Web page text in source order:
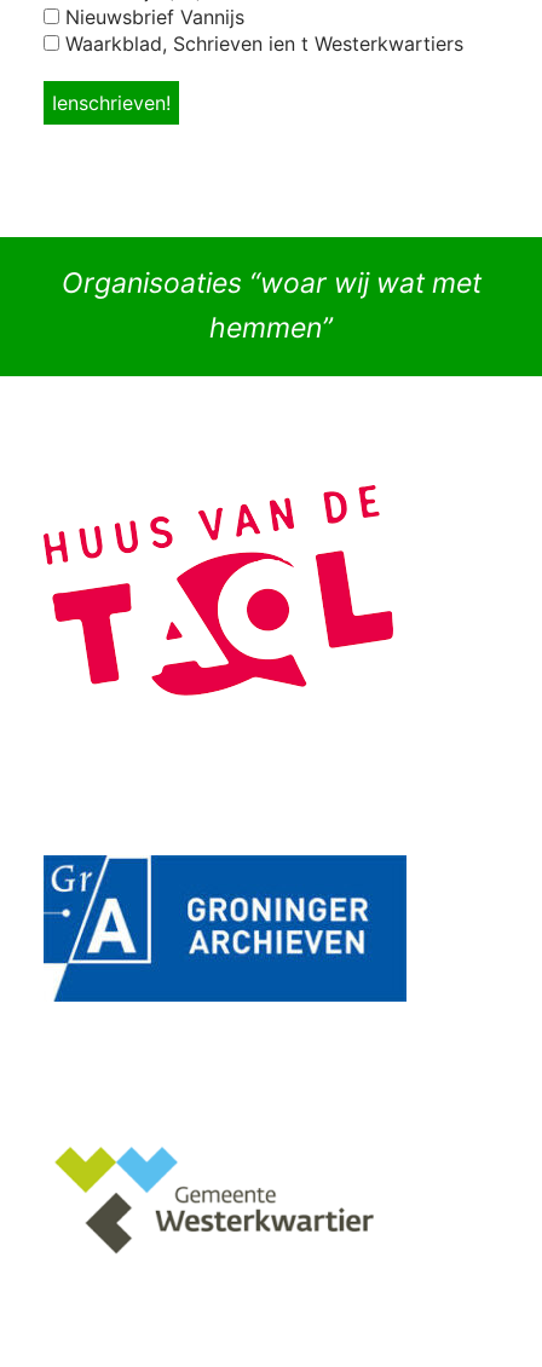
Nieuwsbrief Vannijs
Waarkblad, Schrieven ien t Westerkwartiers
Organisoaties “woar wij wat met
hemmen”